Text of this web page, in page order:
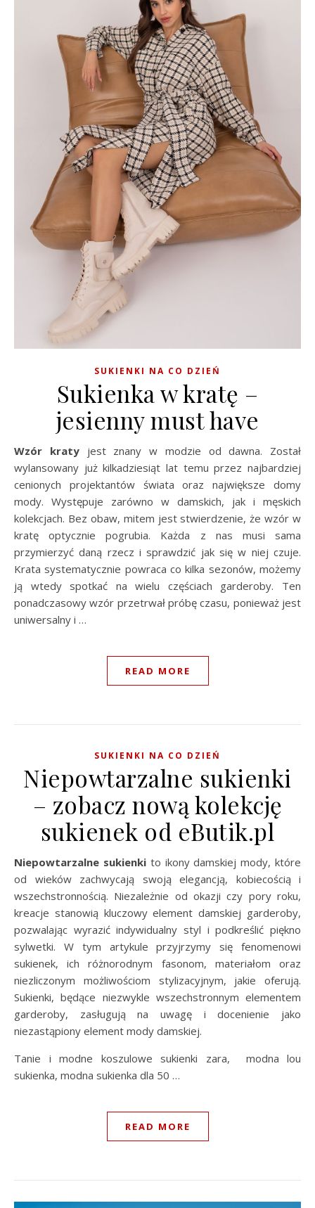
SUKIENKI NA CO DZIEŃ
Sukienka w kratę –
jesienny must have
Wzór kratyjest znany w modzie od dawna. Został
wylansowany już kilkadziesiąt lat temu przez najbardziej
cenionych projektantów świata oraz największe domy
mody. Występuje zarówno w damskich, jak i męskich
kolekcjach. Bez obaw, mitem jest stwierdzenie, że wzór w
kratę optycznie pogrubia. Każda z nas musi sama
przymierzyć daną rzecz i sprawdzić jak się w niej czuje.
Krata systematycznie powraca co kilka sezonów, możemy
ją wtedy spotkać na wielu częściach garderoby. Ten
ponadczasowy wzór przetrwał próbę czasu, ponieważ jest
uniwersalny i …
READ MORE
SUKIENKI NA CO DZIEŃ
Niepowtarzalne sukienki
– zobacz nową kolekcję
sukienek od eButik.pl
Niepowtarzalne sukienkito ikony damskiej mody, które
od wieków zachwycają swoją elegancją, kobiecością i
wszechstronnością. Niezależnie od okazji czy pory roku,
kreacje stanowią kluczowy element damskiej garderoby,
pozwalając wyrazić indywidualny styl i podkreślić piękno
sylwetki. W tym artykule przyjrzymy się fenomenowi
sukienek, ich różnorodnym fasonom, materiałom oraz
niezliczonym możliwościom stylizacyjnym, jakie oferują.
Sukienki, będące niezwykle wszechstronnym elementem
garderoby, zasługują na uwagę i docenienie jako
niezastąpiony element mody damskiej.
Tanie i modne koszulowe sukienki zara, modna lou
sukienka, modna sukienka dla 50 …
READ MORE